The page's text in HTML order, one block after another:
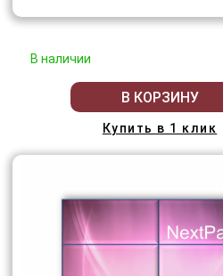
В наличии
В КОРЗИНУ
Купить в 1 клик